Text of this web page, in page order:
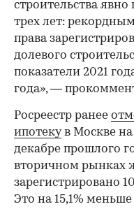
00:00 /
строительства явно
трех лет:
права
долевого
показатели 2021
года», —
Росреестр ранее
ипотекув Москве на
декабре прошлого
вторичном рынках
зарегистрировано
Это на 15,1%